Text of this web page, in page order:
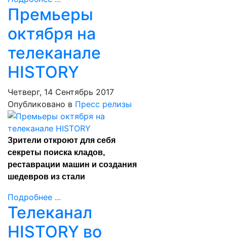
Премьеры
октября на
телеканале
HISTORY
Четверг, 14 Сентябрь 2017
Опубликовано в Пресс релизы
Зрители откроют для себя
секреты поиска кладов,
реставрации машин и создания
шедевров из стали
Подробнее ...
Телеканал
HISTORY во